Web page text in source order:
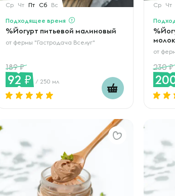
Ср Чт Пт Сб Вс
Подходящее время
%Йогурт питьевой малиновый
от фермы "Гастродача Вселуг"
189
92 / 250 мл
Ср Чт
от
230